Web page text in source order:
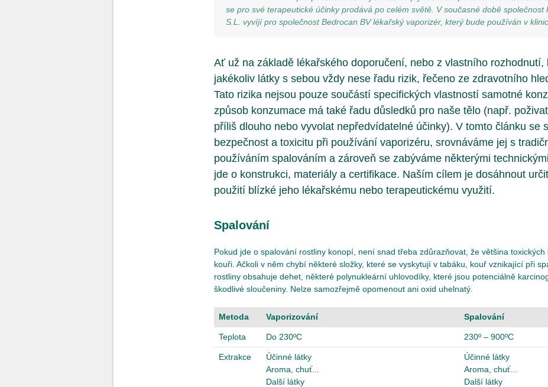
se pro své terapeutické účinky prodává po celém světě. V současné době společnost
S.L. vyvíjí pro společnost Bedrocan BV lékařský vaporizér, který bude používán v
Ať už na základě lékařského doporučení, nebo z vlastního rozhodnutí,
jakékoliv látky s sebou vždy nese řadu rizik, řečeno ze zdravotního
Tato rizika nejsou pouze součástí specifických vlastností samotné
způsob konzumace má také řadu důsledků pro naše tělo (např.
příliš dlouho nebo vyvolat nepředvídatelné účinky). V tomto článku se
bezpečnost a toxicitu při používání vaporizéru, srovnáváme jej s
používáním spalováním a zároveň se zabýváme některými
jde o konstrukci, materiály a certifikace. Naším cílem je dosáhnout
použití blízké jeho lékařskému nebo terapeutickému využití.
Spalování
Pokud jde o spalování rostliny konopí, není snad třeba zdůrazňovat, že většina
kouři. Ačkoli v něm chybí některé složky, které se vyskytují v tabáku, kouř vznikající při
rostliny obsahuje dehet, některé polynukleární uhlovodíky, které jsou potenciálně
škodlivé sloučeniny. Nelze samozřejmě opomenout ani oxid uhelnatý.
Metoda Vaporizování Spalování
Teplota Do 230ºC 230º – 900ºC
Extrakce
Účinné látky
Aroma, chuť...
Další látky
Účinné látky
Aroma, chuť...
Další látky